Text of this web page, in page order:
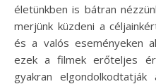
életünkben is bátran
merjünk küzdeni a
és a valós eseményeken
ezek a filmek erőteljes
gyakran